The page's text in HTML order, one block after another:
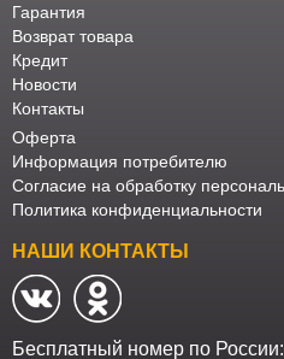
Гарантия
Возврат товара
Кредит
Новости
Контакты
Оферта
Информация потребителю
Согласие на обработку
Политика конфиденциальности
НАШИ КОНТАКТЫ
Бесплатный номер по России: